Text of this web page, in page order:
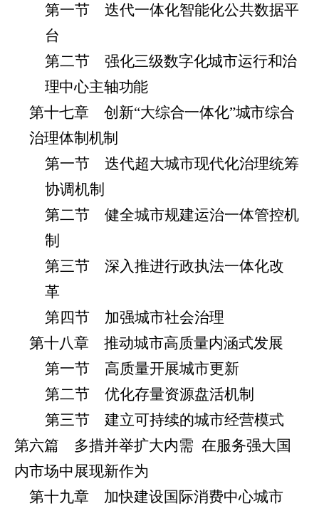
第一节 迭代一体化智能化公共数据平
台
第二节 强化三级数字化城市运行和治
理中心主轴功能
第十七章 创 新“大综合一体化”城市综合
治理体制机制
第一节 迭代超大城市现代化治理统筹
协调机制
第二节 健全城市规建运治一体管控机
制
第三节 深入推进行政执法一体化改
革
第四节 加强城市社会治理
第十八章 推动城市高质量内涵式发展
第一节 高质量开展城市更新
第二节 优化存量资源盘活机制
第三节 建立可持续的城市经营模式
第六篇 多措并举扩大内需 在服务强大国
内市场中展现新作为
第十九章 加快建设国际消费中心城市